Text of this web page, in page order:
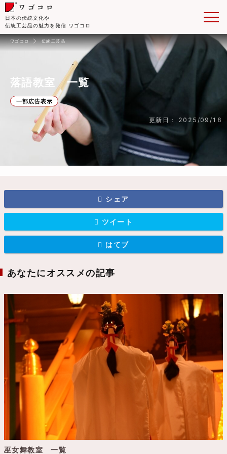
日本の伝統文化や
伝統工芸品の魅力を発信 ワゴコロ
ワゴコロ 伝統工芸品
落語教室 一覧
一部広告表示
更新日： 2025/09/18
シェア
ツイート
はてブ
あなたにオススメの記事
巫女舞教室 一覧